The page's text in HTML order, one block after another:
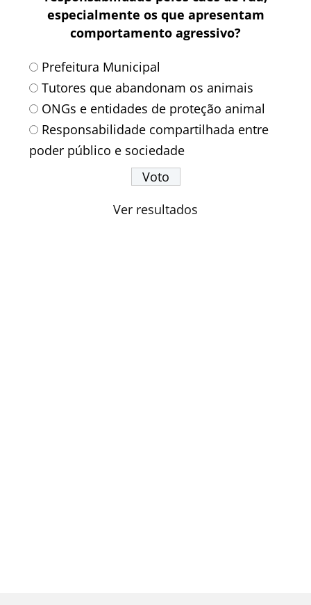
especialmente os que apresentam
comportamento agressivo?
Prefeitura Municipal
Tutores que abandonam os animais
ONGs e entidades de proteção animal
Responsabilidade compartilhada entre
poder público e sociedade
Ver resultados